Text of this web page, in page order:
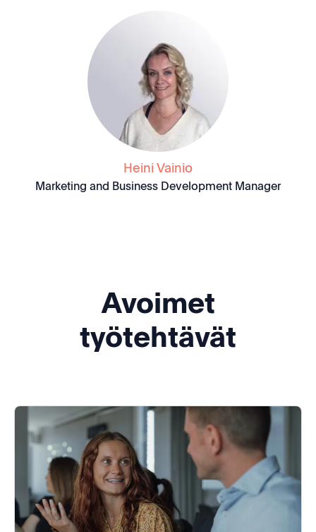
Heini Vainio
Marketing and Business Development Manager
Avoimet
työtehtävät